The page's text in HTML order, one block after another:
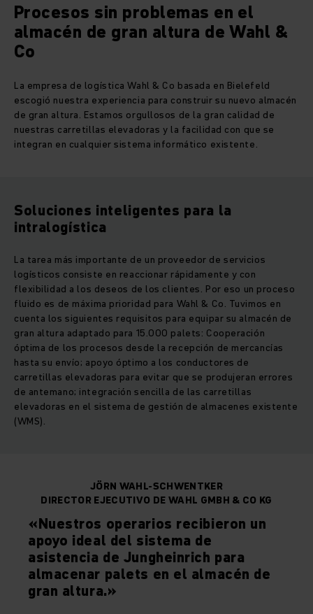
Procesos sin problemas en el
almacén de gran altura de Wahl &
Co
La empresa de logística Wahl & Co basada en Bielefeld
escogió nuestra experiencia para construir su nuevo almacén
de gran altura. Estamos orgullosos de la gran calidad de
nuestras carretillas elevadoras y la facilidad con que se
integran en cualquier sistema informático existente.
Soluciones inteligentes para la
intralogística
La tarea más importante de un proveedor de servicios
logísticos consiste en reaccionar rápidamente y con
flexibilidad a los deseos de los clientes. Por eso un proceso
fluido es de máxima prioridad para Wahl & Co. Tuvimos en
cuenta los siguientes requisitos para equipar su almacén de
gran altura adaptado para 15.000 palets: Cooperación
óptima de los procesos desde la recepción de mercancías
hasta su envío; apoyo óptimo a los conductores de
carretillas elevadoras para evitar que se produjeran errores
de antemano; integración sencilla de las carretillas
elevadoras en el sistema de gestión de almacenes existente
(WMS).
JÖRN WAHL-SCHWENTKER
DIRECTOR EJECUTIVO DE WAHL GMBH & CO KG
«Nuestros operarios recibieron un
apoyo ideal del sistema de
asistencia de Jungheinrich para
almacenar palets en el almacén de
gran altura.»